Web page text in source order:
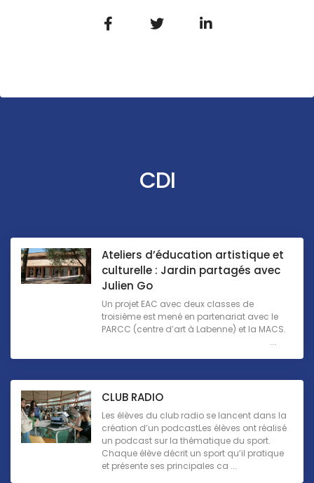
CDI
Ateliers d’éducation artistique et
culturelle : Jardin partagés avec
Julien Go
Un projet EAC avec deux classes de
troisième est mené en partenariat avec le
PARCC (centre d’art à Labenne) et la MACS.
...
CLUB RADIO
Les élèves du club radio se lancent dans la
création d’un podcastLes élèves ont réalisé
un podcast sur la thématique du sport.
Chaque élève décrit un sport qu’il pratique
et présente ses principales ca ...